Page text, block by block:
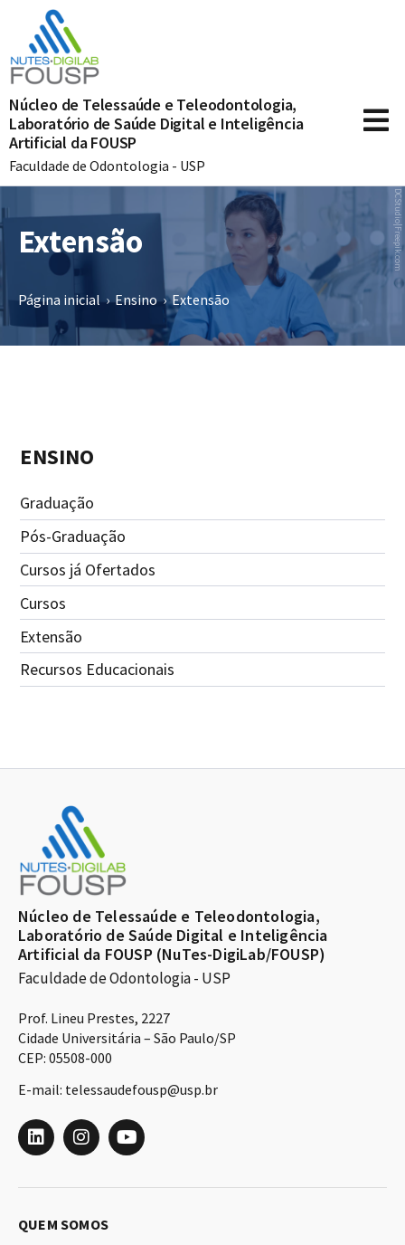
Núcleo de Telessaúde e Teleodontologia,
Laboratório de Saúde Digital e Inteligência
Artificial da FOUSP
Faculdade de Odontologia - USP
Extensão DCStudio|Freepik.com
Página inicial › Ensino › Extensão
ENSINO
Graduação
Pós-Graduação
Cursos já Ofertados
Cursos
Extensão
Recursos Educacionais
Núcleo de Telessaúde e Teleodontologia,
Laboratório de Saúde Digital e Inteligência
Artificial da FOUSP (NuTes-DigiLab/FOUSP)
Faculdade de Odontologia - USP
Prof. Lineu Prestes, 2227
Cidade Universitária – São Paulo/SP
CEP: 05508-000
E-mail: telessaudefousp@usp.br
QUEM SOMOS